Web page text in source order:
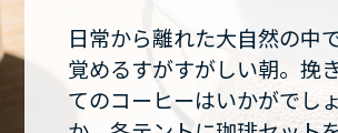
日常から離れた大自然の中
覚めるすがすがしい朝。挽
てのコーヒーはいかがでし